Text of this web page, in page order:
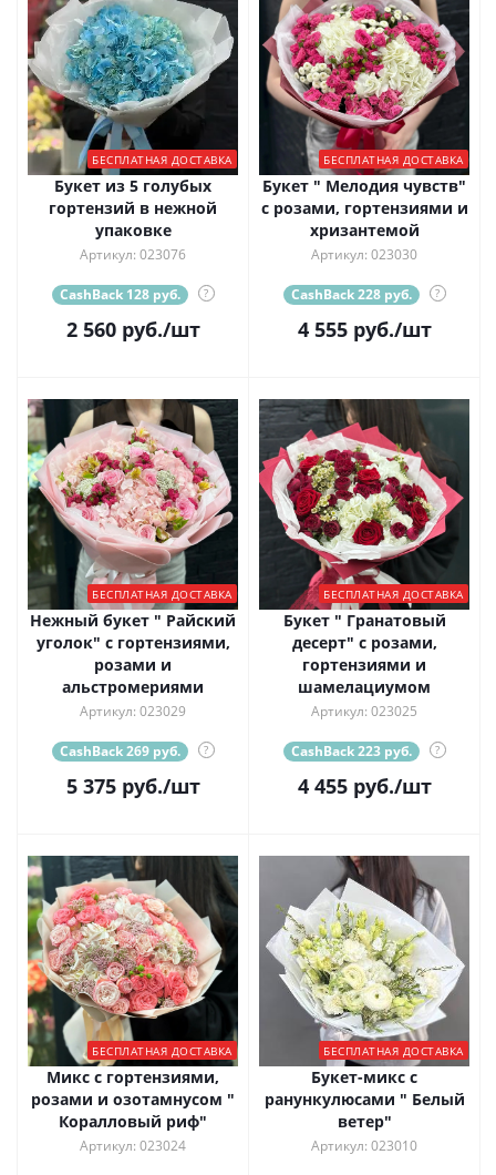
БЕСПЛАТНАЯ ДОСТАВКА
Букет из 5 голубых
гортензий в нежной
упаковке
Артикул: 023076
CashBack 128 руб. ?
2 560руб./шт
БЕСПЛАТНАЯ ДОСТАВКА
Букет " Мелодия чувств"
с розами, гортензиями и
хризантемой
Артикул: 023030
CashBack 228 руб. ?
4 555руб./шт
БЕСПЛАТНАЯ ДОСТАВКА
Нежный букет " Райский
уголок" с гортензиями,
розами и
альстромериями
Артикул: 023029
CashBack 269 руб. ?
5 375руб./шт
БЕСПЛАТНАЯ ДОСТАВКА
Букет " Гранатовый
десерт" с розами,
гортензиями и
шамелациумом
Артикул: 023025
CashBack 223 руб. ?
4 455руб./шт
БЕСПЛАТНАЯ ДОСТАВКА
Микс с гортензиями,
розами и озотамнусом "
Коралловый риф"
Артикул: 023024
БЕСПЛАТНАЯ ДОСТАВКА
Букет-микс с
ранункулюсами " Белый
ветер"
Артикул: 023010